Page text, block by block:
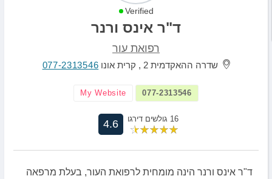
Verified
ד"ר אינס ורנר
רפואת עור
שדרה ההאקדמית 2 , קרית אונו 077-2313546
077-2313546
My Website
16 גולשים דירגו 4.6
ד"ר אינס ורנר הינה מומחית לרפואת העור, בעלת מרפאה